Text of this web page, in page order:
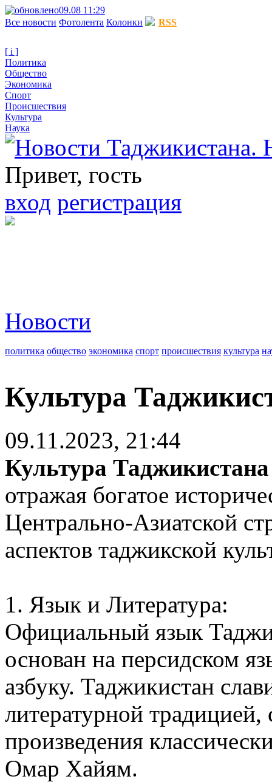
09.08 11:29
Все новости Фотолента Колонки RSS
[ i ]
Политика
Общество
Экономика
Спорт
Происшествия
Культура
Наука
Привет, гость
вход регистрация
Новости
политика общество экономика спорт происшествия культура
Культура
09.11.2023, 21:44
Культура Таджикистана
отражая богатое
Центрально-Азиатской
аспектов таджикской
1. Язык и Литература:
Официальный язык
основан на персидском
азбуку. Таджикистан
литературной
произведения
Омар Хайям.